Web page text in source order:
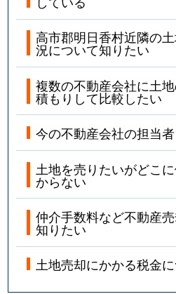
高市郡明日香村近隣の
況について知りたい
複数の不動産会社に土
積もりして比較したい
今の不動産会社の担当
土地を売りたいがどこ
からない
仲介手数料など不動産
知りたい
土地売却にかかる税金